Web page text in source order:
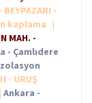
-
kaplama
|
MAH. -
- Çamlıdere
- URUŞ
| Ankara -